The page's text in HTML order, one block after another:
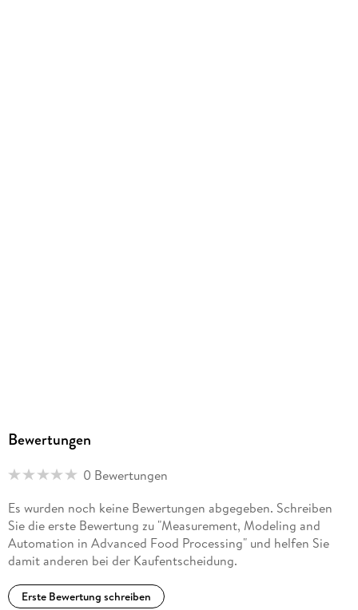
Bewertungen
0 Bewertungen
Es wurden noch keine Bewertungen abgegeben. Schreiben
Sie die erste Bewertung zu "Measurement, Modeling and
Automation in Advanced Food Processing" und helfen Sie
damit anderen bei der Kaufentscheidung.
Erste Bewertung schreiben